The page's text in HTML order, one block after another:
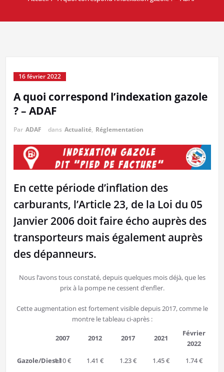
16 février 2022
A quoi correspond l’indexation gazole
? – ADAF
Par ADAF dans Actualité, Réglementation
En cette période d’inflation des
carburants, l’Article 23, de la Loi du 05
Janvier 2006 doit faire écho auprès des
transporteurs mais également auprès
des dépanneurs.
Nous l’avons tous constaté, depuis quelques mois déjà, que les
prix à la pompe ne cessent d’enfler.
Cette augmentation est fortement visible depuis 2017, comme le
montre le tableau ci-après :
2007 2012 2017 2021
Février
2022
Gazole/Diesel1.10 € 1.41 € 1.23 € 1.45 €
1.74 €